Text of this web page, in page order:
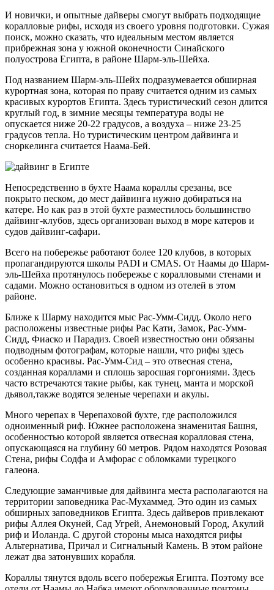
И новички, и опытные дайверы смогут выбрать подходящие
коралловые рифы, исходя из своего уровня подготовки. Сужая
поиск, можно сказать, что идеальным местом является
прибрежная зона у южной оконечности Синайского
полуострова Египта, в районе Шарм-эль-Шейха.
Под названием Шарм-эль-Шейх подразумевается обширная
курортная зона, которая по праву считается одним из самых
красивых курортов Египта. Здесь туристический сезон длится
круглый год, в зимние месяцы температура воды не
опускается ниже 20-22 градусов, а воздуха – ниже 23-25
градусов тепла. Но туристическим центром дайвинга и
сноркелинга считается Наама-Бей.
Непосредственно в бухте Наама кораллы срезаны, все
покрыто песком, до мест дайвинга нужно добираться на
катере. Но как раз в этой бухте разместилось большинство
дайвинг-клубов, здесь организован выход в море катеров и
судов дайвинг-сафари.
Всего на побережье работают более 120 клубов, в которых
пропагандируются школы PADI и CMAS. От Наамы до Шарм-
эль-Шейха протянулось побережье с коралловыми стенами и
садами. Можно остановиться в одном из отелей в этом
районе.
Ближе к Шарму находится мыс Рас-Умм-Сидд. Около него
расположены известные рифы Рас Кати, Замок, Рас-Умм-
Сидд, Фиаско и Парадиз. Своей известностью они обязаны
подводным фотографам, которые нашли, что рифы здесь
особенно красивы. Рас-Умм-Сид – это отвесная стена,
созданная кораллами и сплошь заросшая горгониями. Здесь
часто встречаются такие рыбы, как тунец, манта и морской
дьявол,также водятся зеленые черепахи и акулы.
Много черепах в Черепаховой бухте, где расположился
одноименный риф. Южнее расположена знаменитая Башня,
особенностью которой является отвесная коралловая стена,
опускающаяся на глубину 60 метров. Рядом находятся Розовая
Стена, рифы Содфа и Амфорас с обломками турецкого
галеона.
Следующие заманчивые для дайвинга места располагаются на
территории заповедника Рас-Мухаммед. Это один из самых
обширных заповедников Египта. Здесь дайверов привлекают
рифы Аллея Окуней, Сад Угрей, Анемоновый Город, Акулий
риф и Иоланда. С другой стороны мыса находятся рифы
Альтернатива, Причал и Сигнальный Камень. В этом районе
лежат два затонувших корабля.
Кораллы тянутся вдоль всего побережья Египта. Поэтому все